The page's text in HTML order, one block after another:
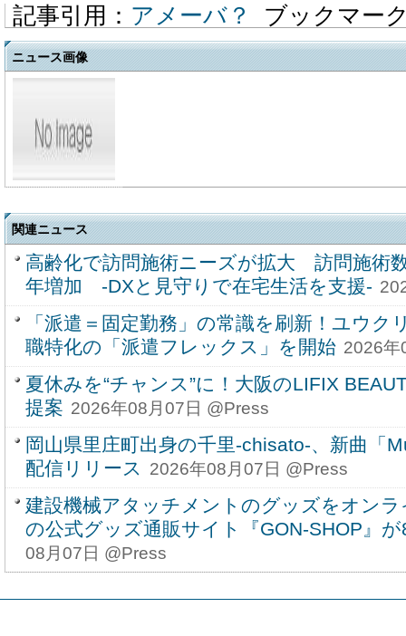
記事引用： アメーバ？ ブックマー
ニュース画像
関連ニュース
高齢化で訪問施術ニーズが拡大 訪問施術
年増加 -DXと見守りで在宅生活を支援-
「派遣＝固定勤務」の常識を刷新！ユウ
職特化の「派遣フレックス」を開始 2026年
夏休みを“チャンス”に！大阪のLIFIX
提案 2026年08月07日 @Press
岡山県里庄町出身の千里-chisato-、新曲「
配信リリース 2026年08月07日 @Press
建設機械アタッチメントのグッズをオン
の公式グッズ通販サイト『GON-SHOP』
08月07日 @Press